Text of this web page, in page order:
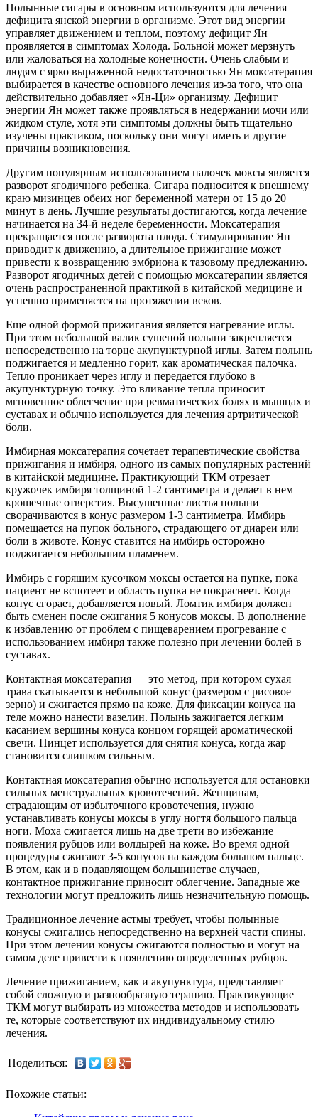
Полынные сигары в основном используются для лечения
дефицита янской энергии в организме. Этот вид энергии
управляет движением и теплом, поэтому дефицит Ян
проявляется в симптомах Холода. Больной может мерзнуть
или жаловаться на холодные конечности. Очень слабым и
людям с ярко выраженной недостаточностью Ян моксатерапия
выбирается в качестве основного лечения из-за того, что она
действительно добавляет «Ян-Ци» организму. Дефицит
энергии Ян может также проявляться в недержании мочи или
жидком стуле, хотя эти симптомы должны быть тщательно
изучены практиком, поскольку они могут иметь и другие
причины возникновения.
Другим популярным использованием палочек моксы является
разворот ягодичного ребенка. Сигара подносится к внешнему
краю мизинцев обеих ног беременной матери от 15 до 20
минут в день. Лучшие результаты достигаются, когда лечение
начинается на 34-й неделе беременности. Моксатерапия
прекращается после разворота плода. Стимулирование Ян
приводит к движению, а длительное прижигание может
привести к возвращению эмбриона к тазовому предлежанию.
Разворот ягодичных детей с помощью моксатерапии является
очень распространенной практикой в китайской медицине и
успешно применяется на протяжении веков.
Еще одной формой прижигания является нагревание иглы.
При этом небольшой валик сушеной полыни закрепляется
непосредственно на торце акупунктурной иглы. Затем полынь
поджигается и медленно горит, как ароматическая палочка.
Тепло проникает через иглу и передается глубоко в
акупунктурную точку. Это вливание тепла приносит
мгновенное облегчение при ревматических болях в мышцах и
суставах и обычно используется для лечения артритической
боли.
Имбирная моксатерапия сочетает терапевтические свойства
прижигания и имбиря, одного из самых популярных растений
в китайской медицине. Практикующий ТКМ отрезает
кружочек имбиря толщиной 1-2 сантиметра и делает в нем
крошечные отверстия. Высушенные листья полыни
сворачиваются в конус размером 1-3 сантиметра. Имбирь
помещается на пупок больного, страдающего от диареи или
боли в животе. Конус ставится на имбирь осторожно
поджигается небольшим пламенем.
Имбирь с горящим кусочком моксы остается на пупке, пока
пациент не вспотеет и область пупка не покраснеет. Когда
конус сгорает, добавляется новый. Ломтик имбиря должен
быть сменен после сжигания 5 конусов моксы. В дополнение
к избавлению от проблем с пищеварением прогревание с
использованием имбиря также полезно при лечении болей в
суставах.
Контактная моксатерапия — это метод, при котором сухая
трава скатывается в небольшой конус (размером с рисовое
зерно) и сжигается прямо на коже. Для фиксации конуса на
теле можно нанести вазелин. Полынь зажигается легким
касанием вершины конуса концом горящей ароматической
свечи. Пинцет используется для снятия конуса, когда жар
становится слишком сильным.
Контактная моксатерапия обычно используется для остановки
сильных менструальных кровотечений. Женщинам,
страдающим от избыточного кровотечения, нужно
устанавливать конусы моксы в углу ногтя большого пальца
ноги. Moxa сжигается лишь на две трети во избежание
появления рубцов или волдырей на коже. Во время одной
процедуры сжигают 3-5 конусов на каждом большом пальце.
В этом, как и в подавляющем большинстве случаев,
контактное прижигание приносит облегчение. Западные же
технологии могут предложить лишь незначительную помощь.
Традиционное лечение астмы требует, чтобы полынные
конусы сжигались непосредственно на верхней части спины.
При этом лечении конусы сжигаются полностью и могут на
самом деле привести к появлению определенных рубцов.
Лечение прижиганием, как и акупунктура, представляет
собой сложную и разнообразную терапию. Практикующие
ТКМ могут выбирать из множества методов и использовать
те, которые соответствуют их индивидуальному стилю
лечения.
Поделиться:
Похожие статьи: